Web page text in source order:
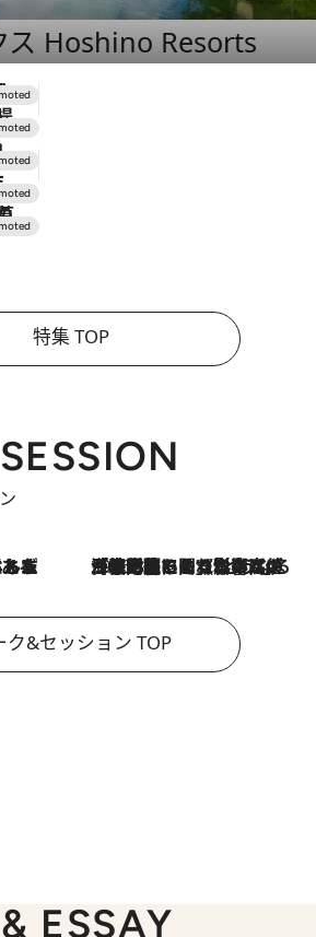
ス Hoshino Resorts
特集 TOP
2026.8.3
「住宅建てられない…」「サーチャージ料の高値が続いている」ホルムズ海峡封鎖による影響はいつまで続く？《エネルギー専門家に聞く“どうなる日本の暮らし”》
ク&セッション TOP
ESSAY